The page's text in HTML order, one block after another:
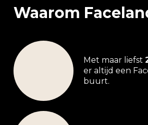
Waarom
Met maar liefst
er altijd een
buurt.